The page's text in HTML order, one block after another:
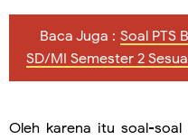
Baca Juga : Soal PTS
SD/MI Semester 2
Oleh karena itu soal-soal